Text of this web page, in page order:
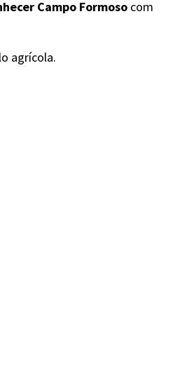
Campo Formoso com
agrícola.